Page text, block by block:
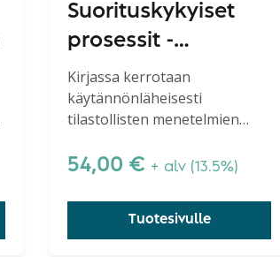
Suorituskykyiset
prosessit -
Hyödynnä SPC, 2.
uudistettu painos
Kirjassa kerrotaan
käytännönläheisesti
tilastollisten menetelmien
soveltamisesta.
54,00 € + alv (13.5%)
Tuotesivulle